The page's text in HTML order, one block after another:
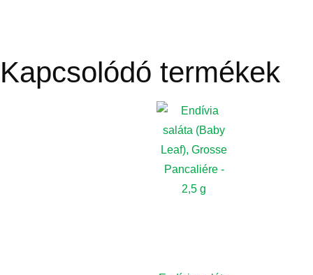
Kapcsolódó termékek